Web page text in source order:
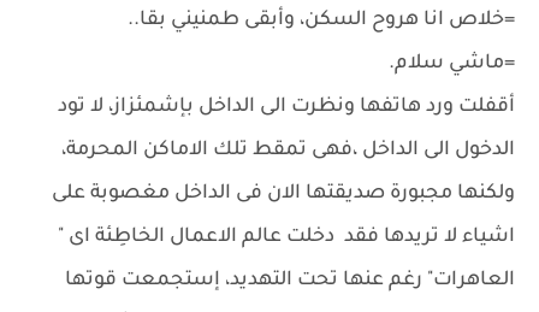
=خلاص انا هروح السكن، وأبقى طمنيني بقا..
=ماشي سلام.
أقفلت ورد هاتفها ونظرت الى الداخل بإشمئزاز، لا تود
الدخول الى الداخل ،فهى تمقط تلك الاماكن المحرمة،
ولكنها مجبورة صديقتها الان فى الداخل مغصوبة على
اشياء لا تريدها فقد دخلت عالم الاعمال الخاطِئة اى "
العاهرات" رغم عنها تحت التهديد، إستجمعت قوتها